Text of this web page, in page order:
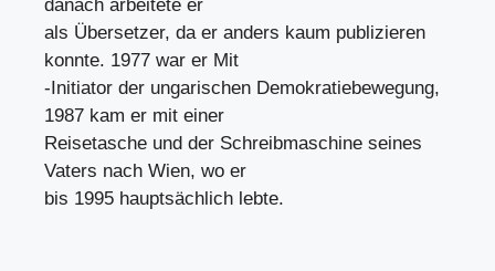
danach arbeitete er
als Übersetzer, da er anders kaum publizieren
konnte. 1977 war er Mit
-Initiator der ungarischen Demokratiebewegung,
1987 kam er mit einer
Reisetasche und der Schreibmaschine seines
Vaters nach Wien, wo er
bis 1995 hauptsächlich lebte.